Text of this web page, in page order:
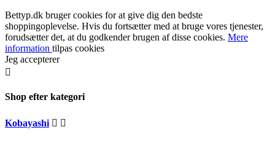
Bettyp.dk bruger cookies for at give dig den bedste
shoppingoplevelse. Hvis du fortsætter med at bruge vores tjenester,
forudsætter det, at du godkender brugen af disse cookies. Mere
information tilpas cookies
Jeg accepterer

Shop efter kategori
Kobayashi  